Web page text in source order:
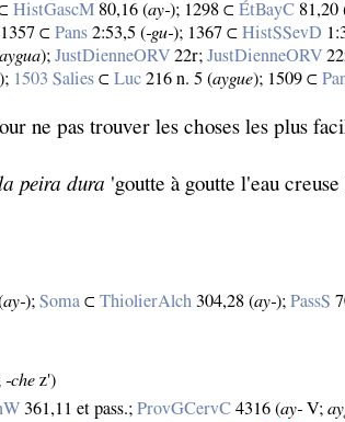
HistGascM 80,16 (ay‑); 1298 ⊂ÉtBayC 81,20
⊂Pans 2:53,5 (‑gu‑); 1367 ⊂HistSSevD
aygua);JustDienneORV 22r;JustDienneORV
); 1503 Salies ⊂Luc 216 n. 5 (aygue); 1509 ⊂
ne pas trouver les choses les plus
peira dura 'goutte à goutte l'eau
ay‑);Soma ⊂ThiolierAlch 304,28 (ay‑);PassS
‑che z')
361,11 et pass.;ProvGCervC 4316 (ay‑ V;